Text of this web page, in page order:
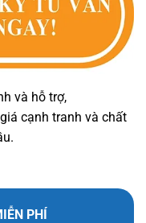
và hỗ trợ,
cạnh tranh và chất
PHÍ